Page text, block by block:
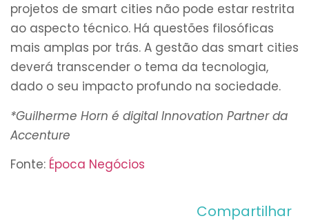
projetos de smart cities não pode estar restrita
ao aspecto técnico. Há questões filosóficas
mais amplas por trás. A gestão das smart cities
deverá transcender o tema da tecnologia,
dado o seu impacto profundo na sociedade.
*Guilherme Horn é digital Innovation Partner da
Accenture
Fonte: Época Negócios
Compartilhar